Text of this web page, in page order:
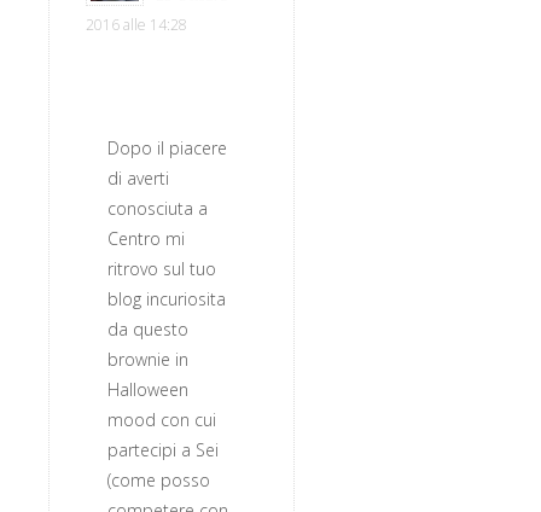
2016 alle 14:28
Dopo il piacere
di averti
conosciuta a
Centro mi
ritrovo sul tuo
blog incuriosita
da questo
brownie in
Halloween
mood con cui
partecipi a Sei
(come posso